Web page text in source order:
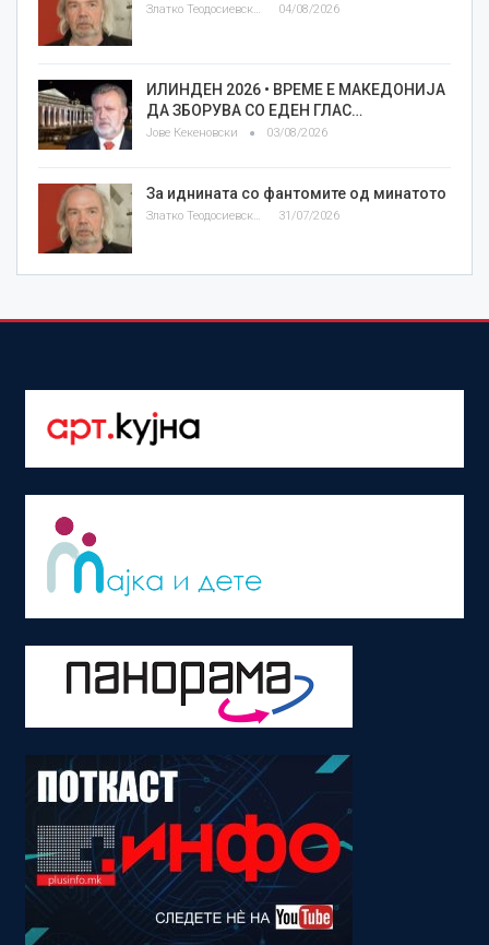
Златко Теодосиевски 04/08/2026
ИЛИНДЕН 2026 • ВРЕМЕ Е МАКЕДОНИЈА
ДА ЗБОРУВА СО ЕДЕН ГЛАС…
Јове Кекеновски 03/08/2026
За иднината со фантомите од минатото
Златко Теодосиевски 31/07/2026